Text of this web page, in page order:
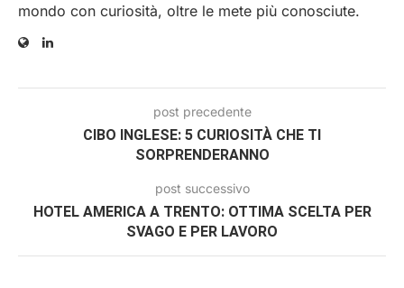
mondo con curiosità, oltre le mete più conosciute.
post precedente
CIBO INGLESE: 5 CURIOSITÀ CHE TI
SORPRENDERANNO
post successivo
HOTEL AMERICA A TRENTO: OTTIMA SCELTA PER
SVAGO E PER LAVORO